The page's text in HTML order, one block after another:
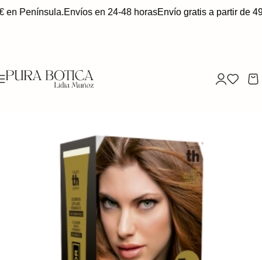
Península.Envíos en 24-48 horasEnvío gratis a partir de